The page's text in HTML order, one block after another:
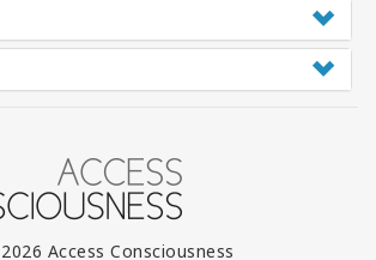
Access Consciousness